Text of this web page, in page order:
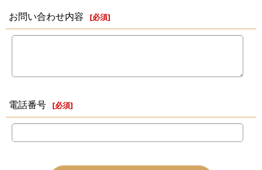
お問い合わせ内容 [必須]
電話番号 [必須]